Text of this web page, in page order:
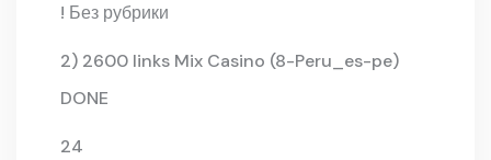
! Без рубрики
2) 2600 links Mix Casino (8-Peru_es-pe)
DONE
24